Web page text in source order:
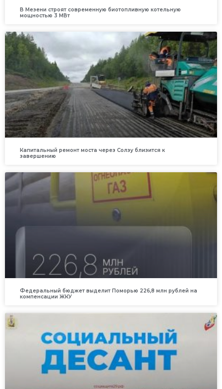
В Мезени строят современную биотопливную котельную
мощностью 3 МВт
Капитальный ремонт моста через Солзу близится к
завершению
Федеральный бюджет выделит Поморью 226,8 млн рублей на
компенсации ЖКУ